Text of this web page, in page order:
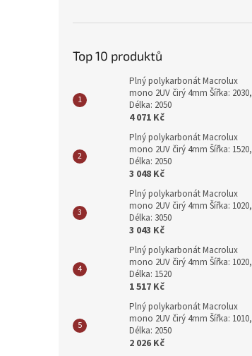
Top 10 produktů
Plný polykarbonát Macrolux
mono 2UV čirý 4mm Šířka: 2030,
Délka: 2050
4 071 Kč
Plný polykarbonát Macrolux
mono 2UV čirý 4mm Šířka: 1520,
Délka: 2050
3 048 Kč
Plný polykarbonát Macrolux
mono 2UV čirý 4mm Šířka: 1020,
Délka: 3050
3 043 Kč
Plný polykarbonát Macrolux
mono 2UV čirý 4mm Šířka: 1020,
Délka: 1520
1 517 Kč
Plný polykarbonát Macrolux
mono 2UV čirý 4mm Šířka: 1010,
Délka: 2050
2 026 Kč